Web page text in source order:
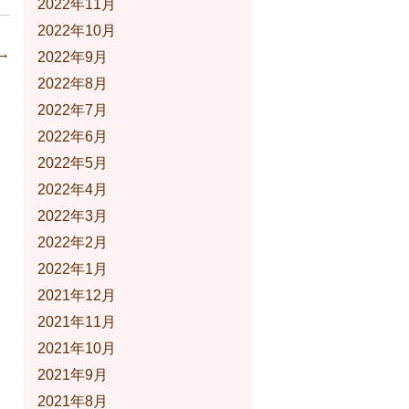
2022年11月
2022年10月
2022年9月
2022年8月
2022年7月
2022年6月
2022年5月
2022年4月
2022年3月
2022年2月
2022年1月
2021年12月
2021年11月
2021年10月
2021年9月
2021年8月